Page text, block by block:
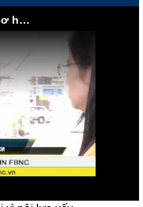
Ngành cơ khí Việt Nam: Đánh mất cơ hội vì nội lực yếu